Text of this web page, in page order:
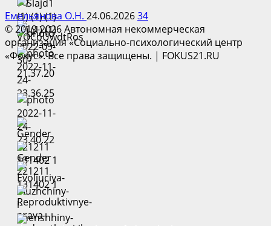
Емельянова О.Н. 24.06.202634
© 2019-2026 Автономная некоммерческая
организация «Социально-психологический центр
«Фокус». Все права защищены. | FOKUS21.RU